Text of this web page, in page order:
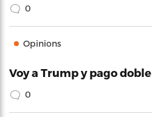
0
Opinions
Voy a Trump y pago doble
0